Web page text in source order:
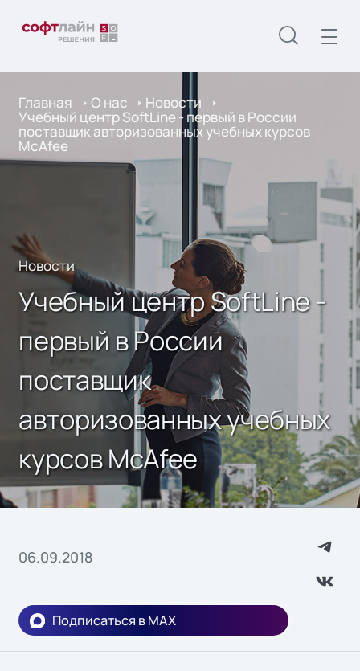
Главная О нас Новости
Учебный центр SoftLine - первый в России
поставщик авторизованных учебных курсов
McAfee
Новости
Учебный центр SoftLine -
первый в России
поставщик
авторизованных учебных
курсов McAfee
06.09.2018
Подписаться в MAX